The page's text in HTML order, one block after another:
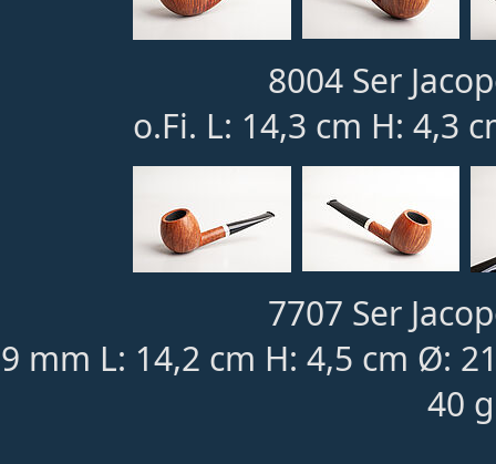
8004 Ser
o.Fi. L: 14,3 cm H: 4,3
7707 Ser
9 mm L: 14,2 cm H: 4,5 cm Ø:
40